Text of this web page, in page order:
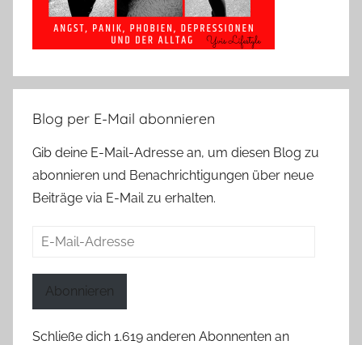
Blog per E-Mail abonnieren
Gib deine E-Mail-Adresse an, um diesen Blog zu
abonnieren und Benachrichtigungen über neue
Beiträge via E-Mail zu erhalten.
E-
Abonnieren
Schließe dich 1.619 anderen Abonnenten an